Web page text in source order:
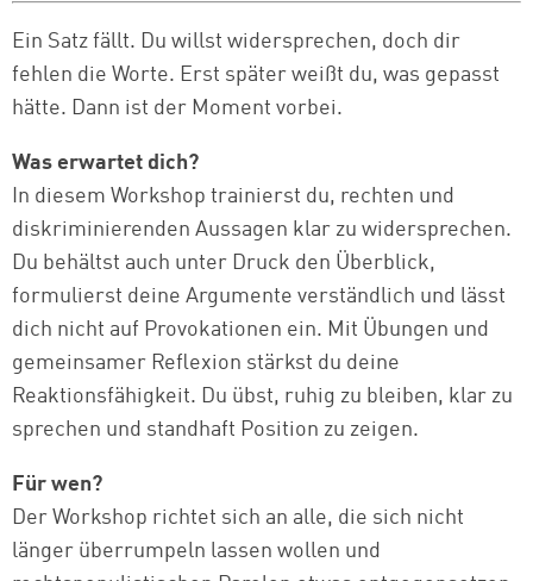
Ein Satz fällt. Du willst widersprechen, doch dir
fehlen die Worte. Erst später weißt du, was gepasst
hätte. Dann ist der Moment vorbei.
Was erwartet dich?
In diesem Workshop trainierst du, rechten und
diskriminierenden Aussagen klar zu widersprechen.
Du behältst auch unter Druck den Überblick,
formulierst deine Argumente verständlich und lässt
dich nicht auf Provokationen ein. Mit Übungen und
gemeinsamer Reflexion stärkst du deine
Reaktionsfähigkeit. Du übst, ruhig zu bleiben, klar zu
sprechen und standhaft Position zu zeigen.
Für wen?
Der Workshop richtet sich an alle, die sich nicht
länger überrumpeln lassen wollen und